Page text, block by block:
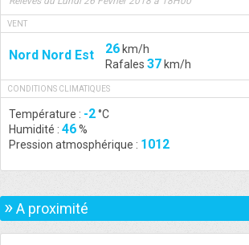
VENT
Nord Nord Est 26 km/h
Rafales 37 km/h
CONDITIONS CLIMATIQUES
Température : -2°C
Humidité : 46%
Pression atmosphérique : 1012
»A proximité